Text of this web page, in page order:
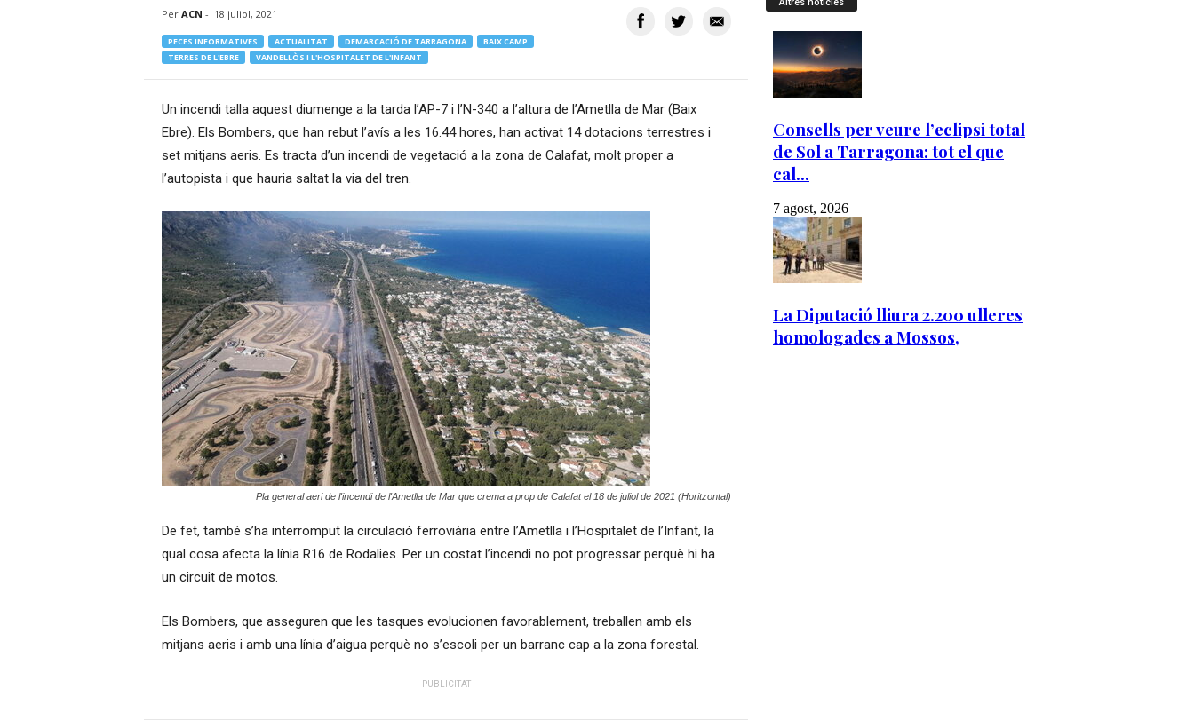
Per ACN - 18 juliol, 2021
PECES INFORMATIVES ACTUALITAT DEMARCACIÓ DE TARRAGONA
BAIX CAMP
TERRES DE L'EBRE
VANDELLÒS I L'HOSPITALET DE L'INFANT
Un incendi talla aquest diumenge a la tarda l’AP-7 i l’N-340 a l’altura de l’Ametlla de Mar (Baix
Ebre). Els Bombers, que han rebut l’avís a les 16.44 hores, han activat 14 dotacions terrestres i
set mitjans aeris. Es tracta d’un incendi de vegetació a la zona de Calafat, molt proper a
l’autopista i que hauria saltat la via del tren.
Pla general aeri de l'incendi de l'Ametlla de Mar que crema a prop de Calafat el 18 de juliol de 2021 (Horitzontal)
De fet, també s’ha interromput la circulació ferroviària entre l’Ametlla i l’Hospitalet de l’Infant, la
qual cosa afecta la línia R16 de Rodalies. Per un costat l’incendi no pot progressar perquè hi ha
un circuit de motos.
Els Bombers, que asseguren que les tasques evolucionen favorablement, treballen amb els
mitjans aeris i amb una línia d’aigua perquè no s’escoli per un barranc cap a la zona forestal.
PUBLICITAT